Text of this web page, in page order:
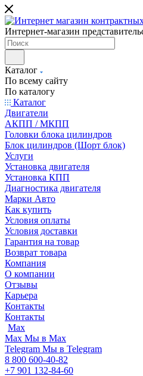
Интернет-магазин
Каталог
По всему сайту
По каталогу
Каталог
Двигатели
АКПП / МКПП
Головки блока цилиндров
Блок цилиндров (Шорт блок)
Услуги
Установка двигателя
Установка КПП
Диагностика двигателя
Марки Авто
Как купить
Условия оплаты
Условия доставки
Гарантия на товар
Возврат товара
Компания
О компании
Отзывы
Карьера
Контакты
Контакты
Max
Max Мы в Max
Telegram Мы в Telegram
8 800 600-40-82
+7 901 132-84-60